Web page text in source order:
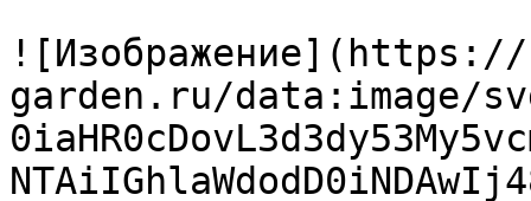
![Изображение](https://
garden.ru/data:image/